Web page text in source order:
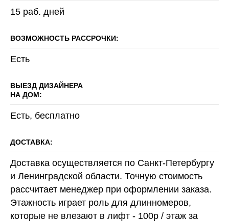
15 раб. дней
ВОЗМОЖНОСТЬ РАССРОЧКИ:
Есть
ВЫЕЗД ДИЗАЙНЕРА
НА ДОМ:
Есть, бесплатно
ДОСТАВКА:
Доставка осуществляется по Санкт-Петербургу
и Ленинградской области. Точную стоимость
рассчитает менеджер при оформлении заказа.
Этажность играет роль для длинномеров,
которые не влезают в лифт - 100р / этаж за